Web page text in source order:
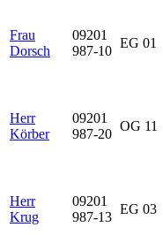
Frau
Dorsch
09201
987-10
EG 01
Herr
Körber
09201
987-20
OG 11
Herr
Krug
09201
987-13
EG 03